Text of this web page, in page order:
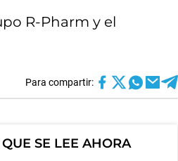
R-Pharm y el
Para compartir:
SE LEE AHORA